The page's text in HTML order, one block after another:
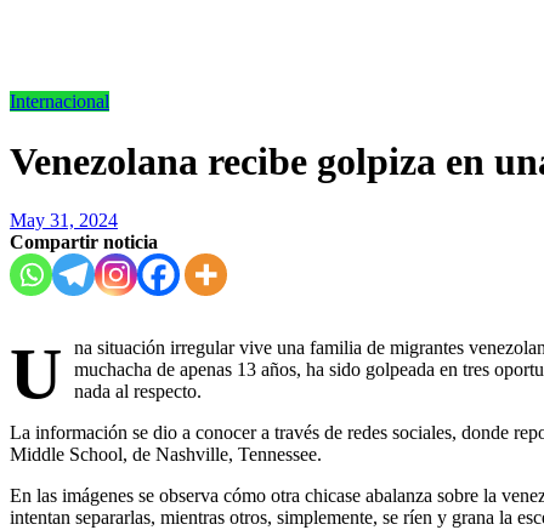
Internacional
Venezolana recibe golpiza en
May 31, 2024
Compartir noticia
U
na situación irregular vive una familia de migrantes
muchacha de apenas 13 años, ha sido golpeada en tres
nada al respecto.
La información se dio a conocer a través de redes sociales, donde
Middle School, de Nashville, Tennessee.
En las imágenes se observa cómo otra chicase abalanza sobre la
intentan separarlas, mientras otros, simplemente, se ríen y grana la